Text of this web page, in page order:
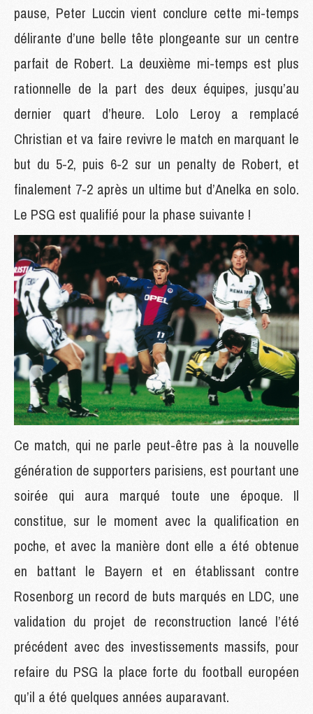
pause, Peter Luccin vient conclure cette mi-temps
délirante d’une belle tête plongeante sur un centre
parfait de Robert. La deuxième mi-temps est plus
rationnelle de la part des deux équipes, jusqu’au
dernier quart d’heure. Lolo Leroy a remplacé
Christian et va faire revivre le match en marquant le
but du 5-2, puis 6-2 sur un penalty de Robert, et
finalement 7-2 après un ultime but d’Anelka en solo.
Le PSG est qualifié pour la phase suivante !
Ce match, qui ne parle peut-être pas à la nouvelle
génération de supporters parisiens, est pourtant une
soirée qui aura marqué toute une époque. Il
constitue, sur le moment avec la qualification en
poche, et avec la manière dont elle a été obtenue
en battant le Bayern et en établissant contre
Rosenborg un record de buts marqués en LDC, une
validation du projet de reconstruction lancé l’été
précédent avec des investissements massifs, pour
refaire du PSG la place forte du football européen
qu’il a été quelques années auparavant.